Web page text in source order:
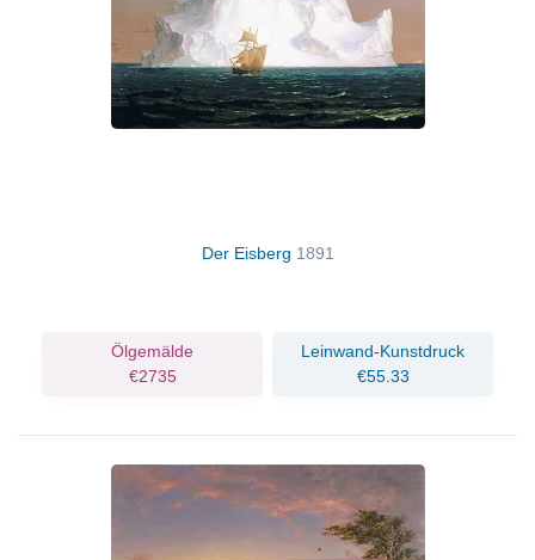
Der Eisberg 1891
Ölgemälde
€2735
Leinwand-Kunstdruck
€55.33